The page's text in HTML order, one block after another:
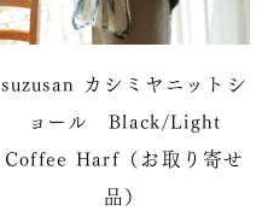
suzusan カシミヤニットシ
ョール Black/Light
Coffee Harf（お取り寄せ
品）